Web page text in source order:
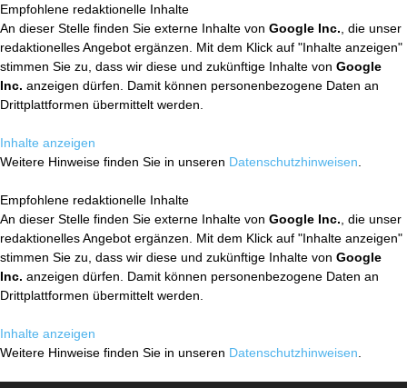
Empfohlene redaktionelle Inhalte
An dieser Stelle finden Sie externe Inhalte von Google Inc. , die unser
redaktionelles Angebot ergänzen. Mit dem Klick auf "Inhalte anzeigen"
stimmen Sie zu, dass wir diese und zukünftige Inhalte von Google
Inc. anzeigen dürfen. Damit können personenbezogene Daten an
Drittplattformen übermittelt werden.
Inhalte anzeigen
Weitere Hinweise finden Sie in unseren Datenschutzhinweisen
Empfohlene redaktionelle Inhalte
An dieser Stelle finden Sie externe Inhalte von Google Inc. , die unser
redaktionelles Angebot ergänzen. Mit dem Klick auf "Inhalte anzeigen"
stimmen Sie zu, dass wir diese und zukünftige Inhalte von Google
Inc. anzeigen dürfen. Damit können personenbezogene Daten an
Drittplattformen übermittelt werden.
Inhalte anzeigen
Weitere Hinweise finden Sie in unseren Datenschutzhinweisen